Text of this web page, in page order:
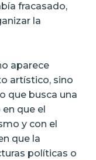
fracasado,
la
aparece
artístico, sino
que busca una
que el
y con el
que la
políticas o